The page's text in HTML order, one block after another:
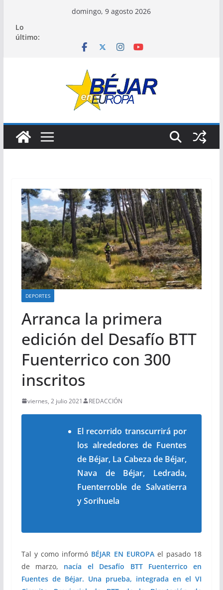
contenido
domingo, 9 agosto 2026
Lo
último:
DEPORTES
Arranca la primera
edición del Desafío BTT
Fuenterrico con 300
inscritos
viernes, 2 julio 2021 REDACCIÓN
El recorrido transcurrirá por
los alrededores de Fuentes
de Béjar, La Cabeza de Béjar,
Nava de Béjar, Ledrada,
Fuenterroble de Salvatierra
y Sorihuela
Tal y como informó BÉJAR EN EUROPAel pasado 18
de marzo, nacía el Desafío BTT Fuenterrico en
Fuentes de Béjar. Una prueba, integrada en el VI